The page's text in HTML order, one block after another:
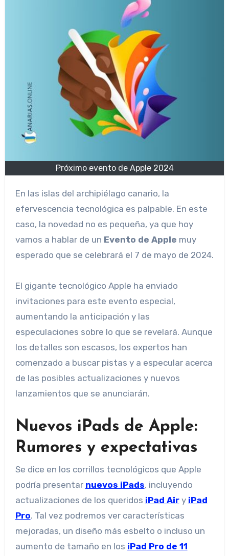
Próximo evento de Apple 2024
En las islas del archipiélago canario, la
efervescencia tecnológica es palpable. En este
caso, la novedad no es pequeña, ya que hoy
vamos a hablar de un Evento de Apple muy
esperado que se celebrará el 7 de mayo de 2024.
El gigante tecnológico Apple ha enviado
invitaciones para este evento especial,
aumentando la anticipación y las
especulaciones sobre lo que se revelará. Aunque
los detalles son escasos, los expertos han
comenzado a buscar pistas y a especular acerca
de las posibles actualizaciones y nuevos
lanzamientos que se anunciarán.
Nuevos iPads de Apple:
Rumores y expectativas
Se dice en los corrillos tecnológicos que Apple
podría presentar nuevos iPads, incluyendo
actualizaciones de los queridos iPad Airy iPad
Pro. Tal vez podremos ver características
mejoradas, un diseño más esbelto o incluso un
aumento de tamaño en los iPad Pro de 11